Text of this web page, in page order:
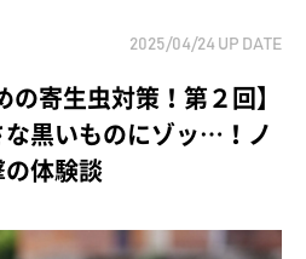
2025/04/24 UP DATE
寄生虫対策！第２回】
黒いものにゾッ…！ノ
体験談